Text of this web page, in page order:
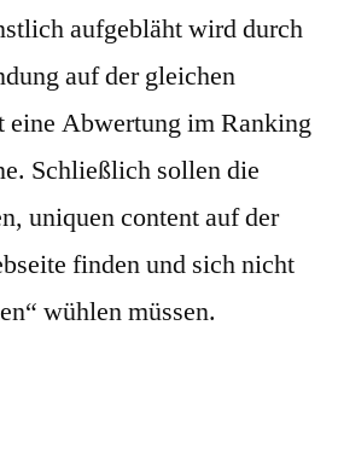
aufgebläht wird durch
auf der gleichen
eine Abwertung im Ranking
Schließlich sollen die
uniquen content auf der
finden und sich nicht
wühlen müssen.